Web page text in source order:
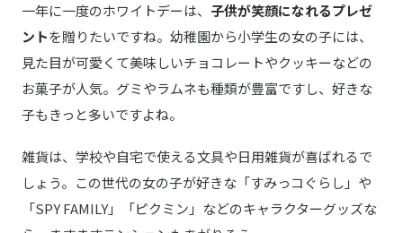
えほんインク
アバター絵本 シンデレラ
すみっコぐらし バルーン アレンジ Sサイズ 楽天はこちら
シナモロール パスケース
KanonChord／カノンコード
ハートテディ ボディバッグ Amazonはこちら
一年に一度のホワイトデーは、 子供が笑顔になれるプレゼ
ントを贈りたいですね。幼稚園から小学生の女の子には、
見た目が可愛くて美味しいチョコレートやクッキーなどの
お菓子が人気。グミやラムネも種類が豊富ですし、好きな
子もきっと多いですよね。
雑貨は、学校や自宅で使える文具や日用雑貨が喜ばれるで
しょう。この世代の女の子が好きな「すみっコぐらし」や
「SPY FAMILY」「ピクミン」などのキャラクターグッズな